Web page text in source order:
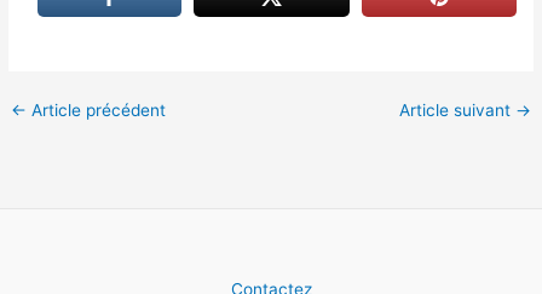
← Article précédent Article suivant →
Contactez